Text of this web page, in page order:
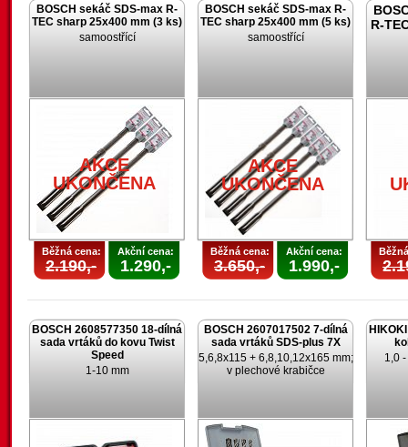
BOSCH sekáč SDS-max R-
TEC sharp 25x400 mm (3 ks)
samoostřící
AKCE
UKONČENA
Běžná cena:
2.190,-
Akční cena:
1.290,-
BOSCH sekáč SDS-max R-
TEC sharp 25x400 mm (5 ks)
samoostřící
AKCE
UKONČENA
Běžná cena:
3.650,-
Akční cena:
1.990,-
R-
BOSCH 2608577350 18-dílná
sada vrtáků do kovu Twist
Speed
1-10 mm
BOSCH 2607017502 7-dílná
sada vrtáků SDS-plus 7X
5,6,8x115 + 6,8,10,12x165 mm;
v plechové krabičce
1,0